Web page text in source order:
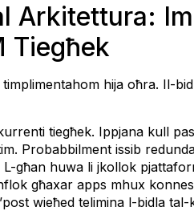
Arkitettura:
Tiegħek
hija oħra. Il-
tiegħek. Ippjana kull
Probabbilment issib
għan huwa li jkollok
għaxar apps mhux
wieħed telimina l-bidla